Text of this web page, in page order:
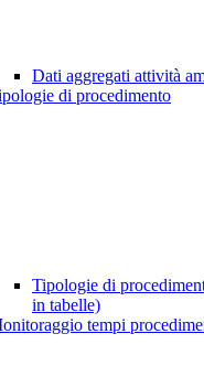
Dati aggregati attività
di procedimento
Tipologie di
in tabelle)
tempi